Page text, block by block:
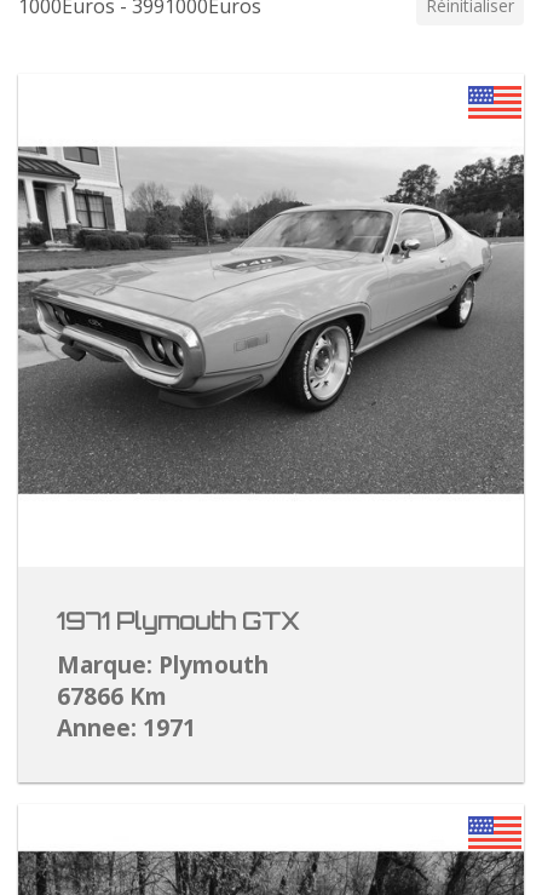
1000Euros - 3991000Euros Réinitialiser
1971 Plymouth GTX
Marque: Plymouth
67866 Km
Annee: 1971